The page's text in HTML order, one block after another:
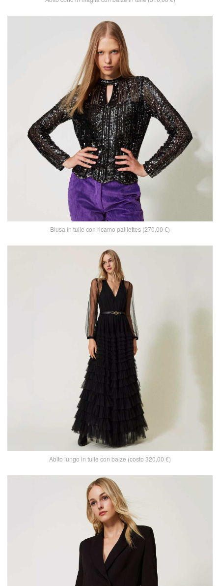
Blusa in tulle con ricamo paillettes (270,00 €)
Abito lungo in tulle con balze (costo 320,00 €)